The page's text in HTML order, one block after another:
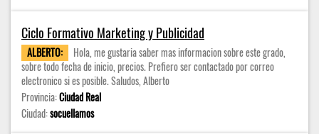
Ciclo Formativo Marketing y Publicidad
ALBERTO:
Hola, me gustaria saber mas informacion sobre este grado,
sobre todo fecha de inicio, precios. Prefiero ser contactado por correo
electronico si es posible. Saludos, Alberto
Provincia:Ciudad Real
Ciudad:socuellamos